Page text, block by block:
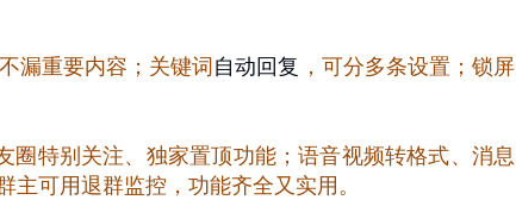
漏重要内容；关键词自动回复 ，可分多条设置；锁屏
特别关注、独家置顶功能；语音视频转格式、消息
可用退群监控，功能齐全又实用。